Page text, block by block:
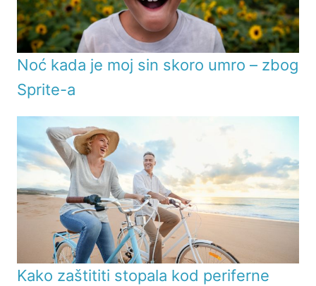
Noć kada je moj sin skoro umro – zbog
Sprite-a
Kako zaštititi stopala kod periferne